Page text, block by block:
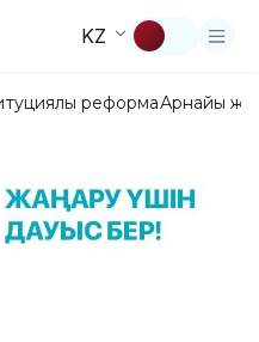
KZ
реформаАрнайы